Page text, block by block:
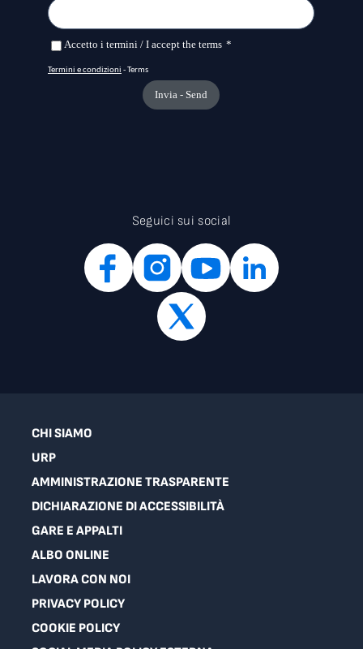
Seguici sui social
CHI SIAMO
URP
AMMINISTRAZIONE TRASPARENTE
DICHIARAZIONE DI ACCESSIBILITÀ
GARE E APPALTI
ALBO ONLINE
LAVORA CON NOI
PRIVACY POLICY
COOKIE POLICY